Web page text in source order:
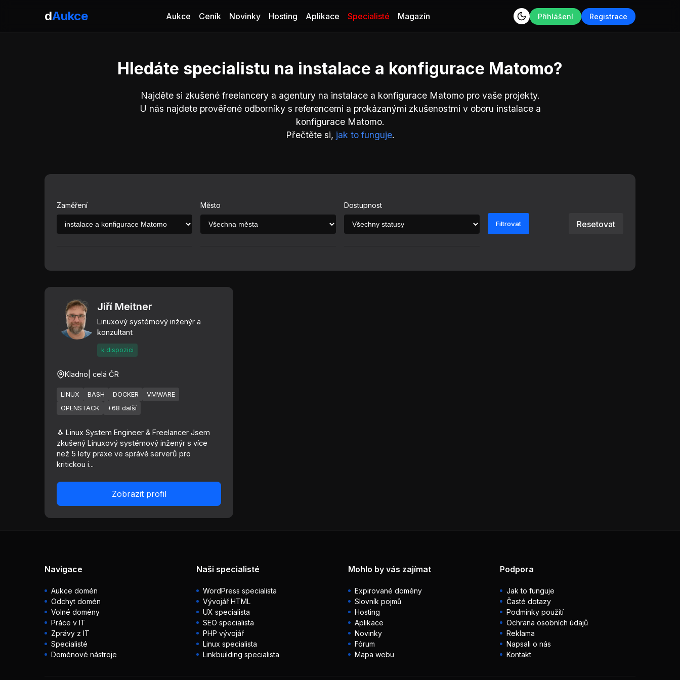
dAukce Aukce Ceník Novinky Hosting Aplikace Specialisté Magazín Přihlášení Registrace
Hledáte specialistu na instalace a konfigurace Matomo?
Najděte si zkušené freelancery a agentury na instalace a konfigurace Matomo pro vaše projekty.
U nás najdete prověřené odborníky s referencemi a prokázanými zkušenostmi v oboru instalace a
konfigurace Matomo.
Přečtěte si, jak to funguje.
Zaměření Město Dostupnost
Filtrovat Resetovat
Jiří Meitner
Linuxový systémový inženýr a
konzultant
k dispozici
Kladno | celá ČR
LINUX BASH DOCKER
VMWARE
OPENSTACK
+68 další
🐧 Linux System Engineer & Freelancer Jsem
zkušený Linuxový systémový inženýr s více
než 5 lety praxe ve správě serverů pro
kritickou i...
Zobrazit profil
Navigace
Aukce domén
Odchyt domén
Volné domény
Práce v IT
Zprávy z IT
Specialisté
Doménové nástroje
Naši specialisté
WordPress specialista
Vývojář HTML
UX specialista
SEO specialista
PHP vývojář
Linux specialista
Linkbuilding specialista
Mohlo by vás zajímat
Expirované domény
Slovník pojmů
Hosting
Aplikace
Novinky
Fórum
Mapa webu
Podpora
Jak to funguje
Časté dotazy
Podmínky použití
Ochrana osobních údajů
Reklama
Napsali o nás
Kontakt